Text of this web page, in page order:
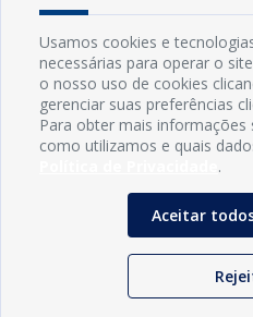
Usamos cookies e
necessárias para operar o
o nosso uso de cookies
gerenciar suas preferências
Para obter mais
como utilizamos e quais
.
Aceitar